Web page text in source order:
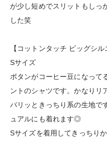
が少し短めでスリットもしっ
した笑
【コットンタッチ ビッグシル
Sサイズ
ボタンがコーヒー豆になって
ントのシャツです。かなりリ
パリッときっちり系の生地で
ュアルにも着れます◎
Sサイズを着用してきっちり